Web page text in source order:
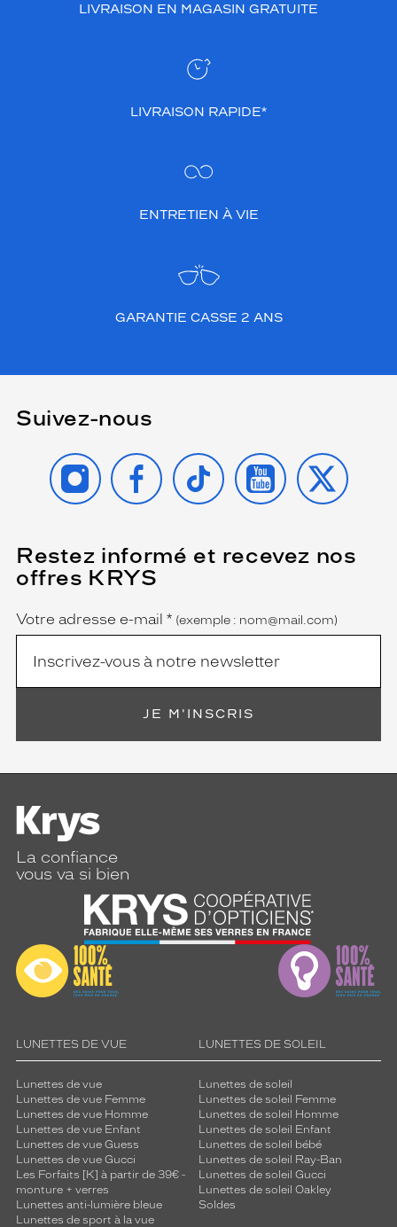
LIVRAISON EN MAGASIN GRATUITE
LIVRAISON RAPIDE*
ENTRETIEN À VIE
GARANTIE CASSE 2 ANS
Suivez-nous
INSTAGRAMFACEBOOK
TIKTOK YOUTUBE
X
Restez informé et recevez nos
offres KRYS
Name
Votre adresse e-mail *
(Ce
champ
est
obligatoire)
(exemple : nom@mail.com)
JE M'INSCRIS
La confiance
vous va si bien
LUNETTES DE VUE
Lunettes de vue
Lunettes de vue Femme
Lunettes de vue Homme
Lunettes de vue Enfant
Lunettes de vue Guess
Lunettes de vue Gucci
Les Forfaits [K] à partir de 39€ -
monture + verres
Lunettes anti-lumière bleue
Lunettes de sport à la vue
LUNETTES DE SOLEIL
Lunettes de soleil
Lunettes de soleil Femme
Lunettes de soleil Homme
Lunettes de soleil Enfant
Lunettes de soleil bébé
Lunettes de soleil Ray-Ban
Lunettes de soleil Gucci
Lunettes de soleil Oakley
Soldes